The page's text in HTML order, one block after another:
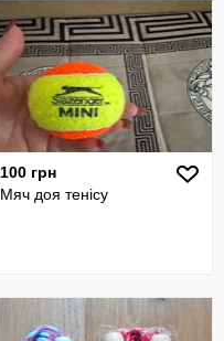
100 грн
Мяч доя тенісу